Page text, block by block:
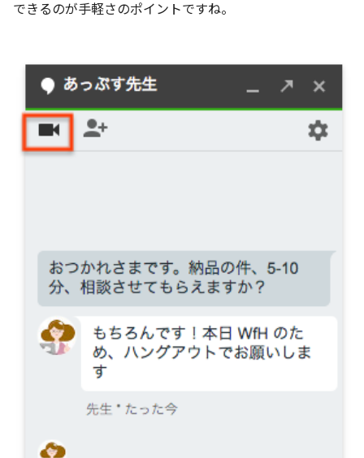
できるのが手軽さのポイントですね。